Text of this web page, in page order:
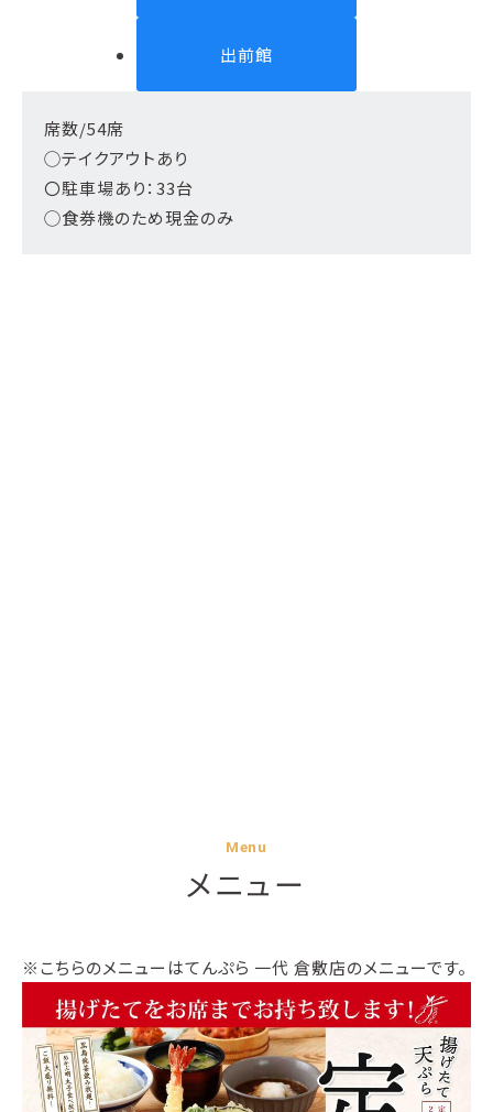
出前館
席数/54席
◯テイクアウトあり
〇駐車場あり：33台
◯食券機のため現金のみ
Menu
メニュー
※こちらのメニューはてんぷら 一代 倉敷店のメニューです。